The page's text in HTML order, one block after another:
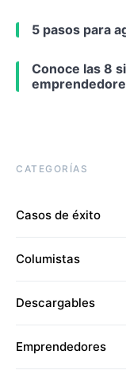
5 pasos para
Conoce las 8
CATEGORÍAS
Casos de éxito
Columistas
Descargables
Emprendedores